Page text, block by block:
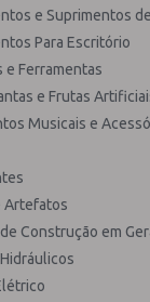
e Suprimentos
Para Escritório
e Ferramentas
e Frutas
Musicais e
Artefatos
Construção em